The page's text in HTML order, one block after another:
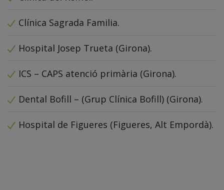
Clínica Sagrada Familia.
Hospital Josep Trueta (Girona).
ICS – CAPS atenció primària (Girona).
Dental Bofill – (Grup Clínica Bofill) (Girona).
Hospital de Figueres (Figueres, Alt Empordà).